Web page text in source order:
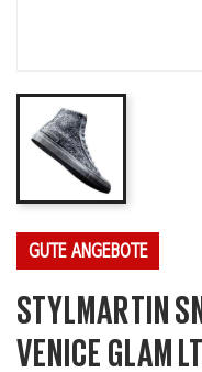
GUTE ANGEBOTE
STYLMARTIN
VENICE GLAM